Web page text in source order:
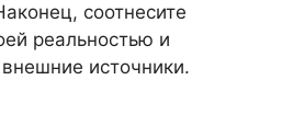
соотнесите
реальностью и
источники.